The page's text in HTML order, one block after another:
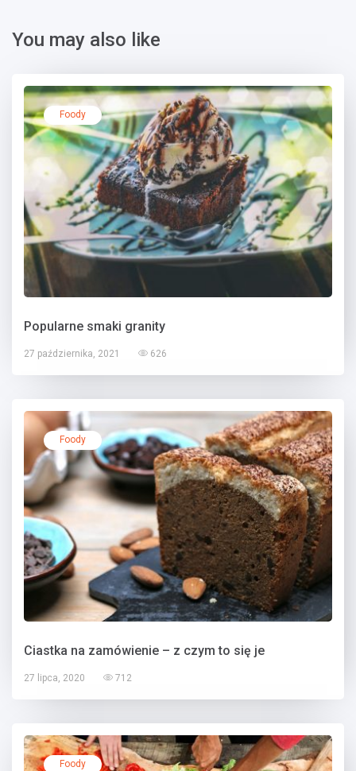
You may also like
Foody
Popularne smaki granity
27 października, 2021 626
Foody
Ciastka na zamówienie – z czym to się je
27 lipca, 2020 712
Foody